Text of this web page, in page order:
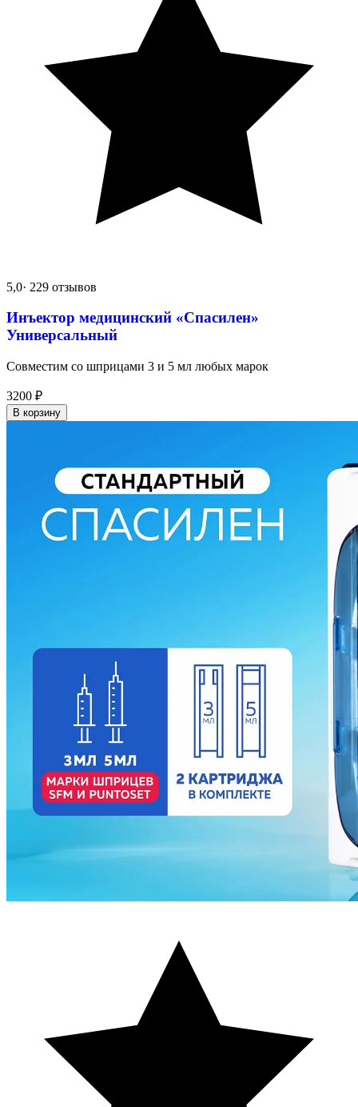
5,0· 229 отзывов
Инъектор медицинский «Спасилен»
Универсальный
Совместим со шприцами 3 и 5 мл любых марок
3200 ₽
В корзину